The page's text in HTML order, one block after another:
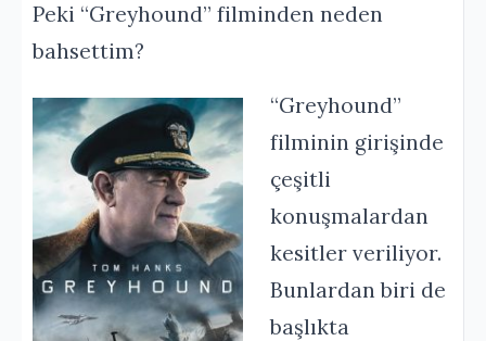
Peki “Greyhound” filminden neden
bahsettim?
“Greyhound”
filminin girişinde
çeşitli
konuşmalardan
kesitler veriliyor.
Bunlardan biri de
başlıkta